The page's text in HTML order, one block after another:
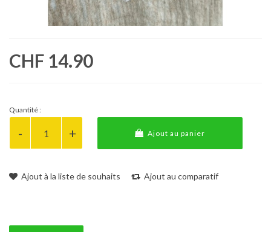
CHF 14.90
Quantité :
Ajout au panier
Ajout à la liste de souhaits Ajout au comparatif